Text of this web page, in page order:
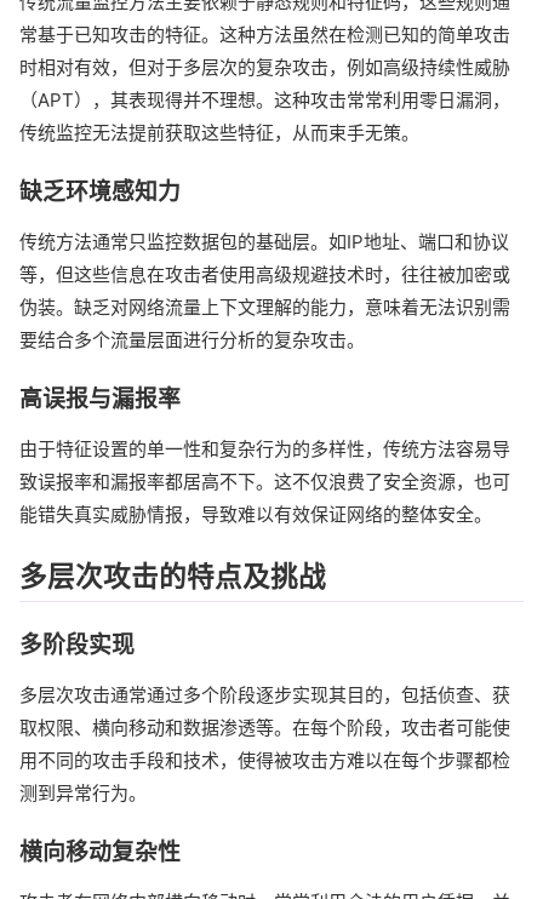
常基于已知攻击的特征。这种方法虽然在检测已知的简单攻击
时相对有效，但对于多层次的复杂攻击，例如高级持续性威胁
（APT），其表现得并不理想。这种攻击常常利用零日漏洞，
传统监控无法提前获取这些特征，从而束手无策。
缺乏环境感知力
传统方法通常只监控数据包的基础层。如IP地址、端口和协议
等，但这些信息在攻击者使用高级规避技术时，往往被加密或
伪装。缺乏对网络流量上下文理解的能力，意味着无法识别需
要结合多个流量层面进行分析的复杂攻击。
高误报与漏报率
由于特征设置的单一性和复杂行为的多样性，传统方法容易导
致误报率和漏报率都居高不下。这不仅浪费了安全资源，也可
能错失真实威胁情报，导致难以有效保证网络的整体安全。
多层次攻击的特点及挑战
多阶段实现
多层次攻击通常通过多个阶段逐步实现其目的，包括侦查、获
取权限、横向移动和数据渗透等。在每个阶段，攻击者可能使
用不同的攻击手段和技术，使得被攻击方难以在每个步骤都检
测到异常行为。
横向移动复杂性